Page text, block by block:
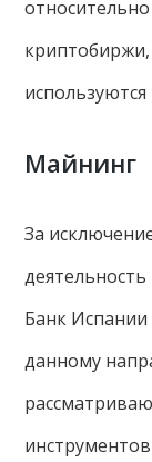
Майнинг
За
Банк
данному